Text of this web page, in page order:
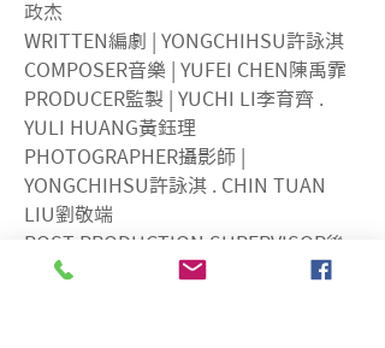
政杰
WRITTEN編劇 | YONGCHIHSU許詠淇
COMPOSER音樂 | YUFEI CHEN陳禹霏
PRODUCER監製 | YUCHI LI李育齊 .
YULI HUANG黃鈺理
PHOTOGRAPHER攝影師 |
YONGCHIHSU許詠淇 . CHIN TUAN
LIU劉敬端
POST PRODUCTION SUPERVISOR後
製總監 | CHIN TUAN LIU劉敬端